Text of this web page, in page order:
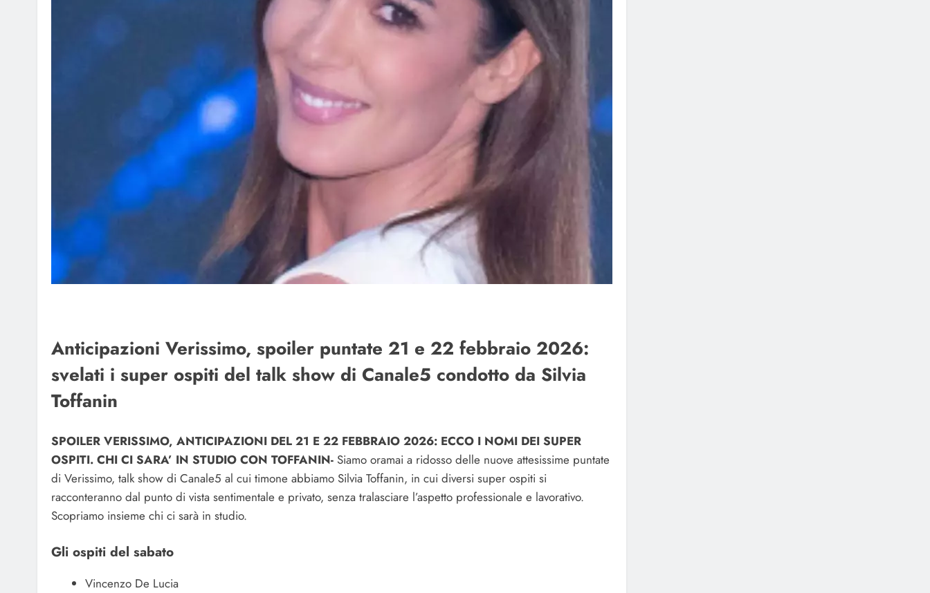
Anticipazioni Verissimo, spoiler puntate 21 e 22 febbraio 2026:
svelati i super ospiti del talk show di Canale5 condotto da Silvia
Toffanin
SPOILER VERISSIMO, ANTICIPAZIONI DEL 21 E 22 FEBBRAIO 2026: ECCO I NOMI DEI SUPER
OSPITI. CHI CI SARA’ IN STUDIO CON TOFFANIN- Siamo oramai a ridosso delle nuove attesissime puntate
di Verissimo, talk show di Canale5 al cui timone abbiamo Silvia Toffanin, in cui diversi super ospiti si
racconteranno dal punto di vista sentimentale e privato, senza tralasciare l’aspetto professionale e lavorativo.
Scopriamo insieme chi ci sarà in studio.
Gli ospiti del sabato
Vincenzo De Lucia